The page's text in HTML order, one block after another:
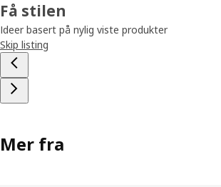
Få stilen
Ideer basert på nylig viste produkter
Skip listing
Mer fra